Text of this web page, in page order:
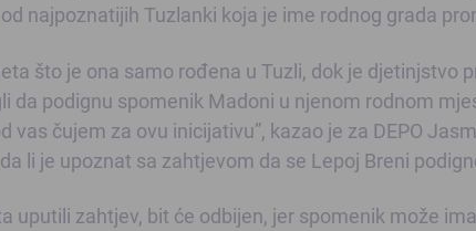
najpoznatijih Tuzlanki koja je ime rodnog grada
što je ona samo rođena u Tuzli, dok je djetinjstvo
da podignu spomenik Madoni u njenom rodnom
vas čujem za ovu inicijativu”, kazao je za DEPO
li je upoznat sa zahtjevom da se Lepoj Breni
uputili zahtjev, bit će odbijen, jer spomenik može